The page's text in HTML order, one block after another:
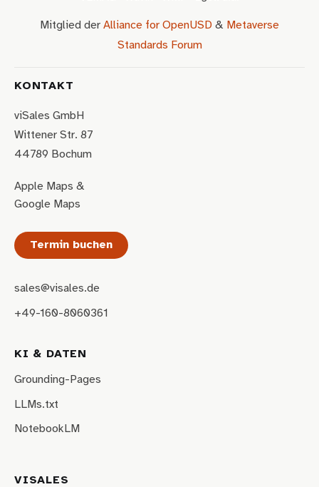
Mitglied der Alliance for OpenUSD & Metaverse
Standards Forum
KONTAKT
viSales GmbH
Wittener Str. 87
44789 Bochum
Apple Maps &
Google Maps
Termin buchen
sales@visales.de
+49-160-8060361
KI & DATEN
Grounding-Pages
LLMs.txt
NotebookLM
VISALES